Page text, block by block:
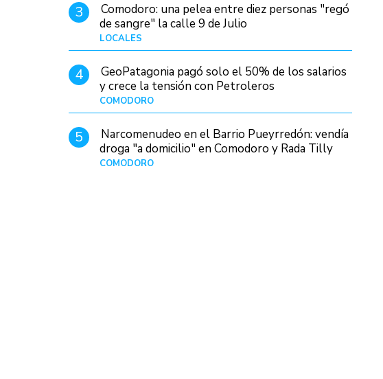
3
Comodoro: una pelea entre diez personas "regó
de sangre" la calle 9 de Julio
LOCALES
4
GeoPatagonia pagó solo el 50% de los salarios
y crece la tensión con Petroleros
COMODORO
5
Narcomenudeo en el Barrio Pueyrredón: vendía
droga "a domicilio" en Comodoro y Rada Tilly
COMODORO